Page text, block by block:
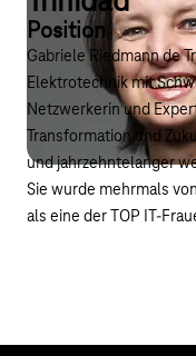
Position
Gabriele Riedmann de
Elektrotechnik mit
Netzwerkerin und
Transformation und
und jahrzehntelanger
Sie wurde mehrmals
als eine der TOP IT-